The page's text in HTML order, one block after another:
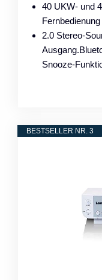
40 UKW- und
Fernbedienung
2.0 Stereo-
Snooze-
BESTSELLER NR. 3